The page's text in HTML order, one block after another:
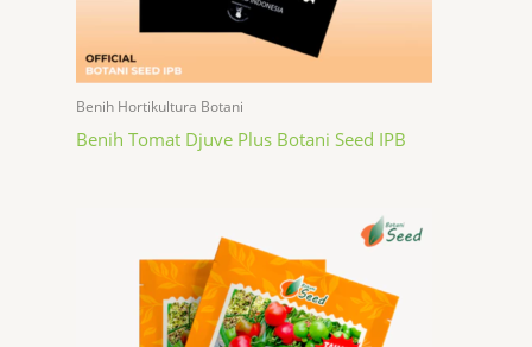
Benih Hortikultura Botani
Benih Tomat Djuve Plus Botani Seed IPB